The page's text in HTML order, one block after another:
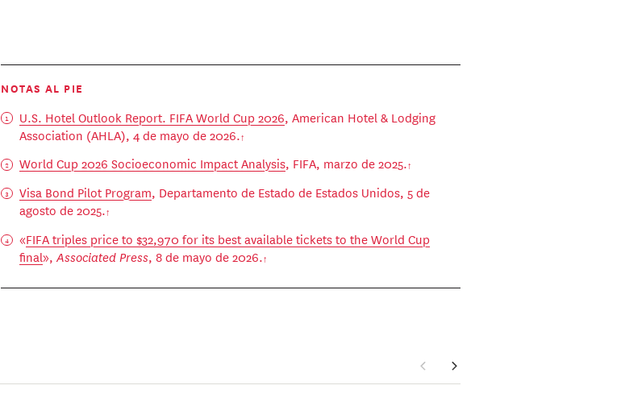
NOTAS AL PIE
U.S. Hotel Outlook Report. FIFA World Cup 2026, American Hotel & Lodging
Association (AHLA), 4 de mayo de 2026.
World Cup 2026 Socioeconomic Impact Analysis, FIFA, marzo de 2025.
Visa Bond Pilot Program, Departamento de Estado de Estados Unidos, 5 de
agosto de 2025.
«FIFA triples price to $32,970 for its best available tickets to the World Cup
final»,Associated Press, 8 de mayo de 2026.